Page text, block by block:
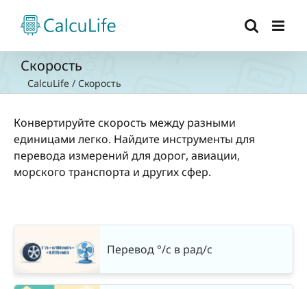
content
Скорость
CalcuLife / Скорость
Конвертируйте скорость между разными
единицами легко. Найдите инструменты для
перевода измерений для дорог, авиации,
морского транспорта и других сфер.
Перевод °/с в рад/с